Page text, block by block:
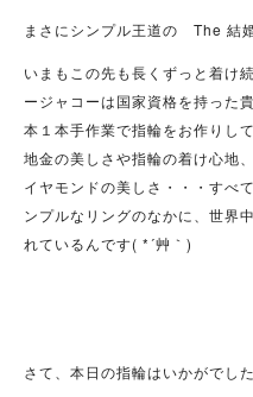
まさにシンプル王道の The 結
いまもこの先も長くずっと着け
ージャコーは国家資格を持った
本１本手作業で指輪をお作りし
地金の美しさや指輪の着け心地
イヤモンドの美しさ・・・すべ
ンプルなリングのなかに、世界
れているんです( *´艸｀)
さて、本日の指輪はいかがでし